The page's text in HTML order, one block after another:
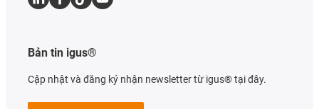
Bản tin igus®
Cập nhật và đăng ký nhận newsletter từ igus® tại đây.